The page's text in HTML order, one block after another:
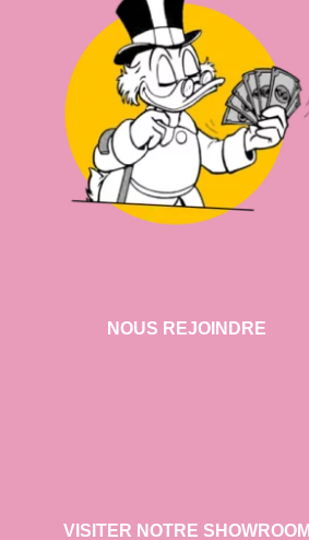
NOUS REJOINDRE
VISITER NOTRE SHOWROOM